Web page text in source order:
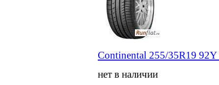
Continental 255/35R19
нет в наличии